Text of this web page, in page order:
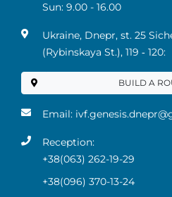
Sun: 9.00 - 16.00
Ukraine, Dnepr, st. 25
(Rybinskaya St.), 119 ‑ 120:
BUILD A
Email:
Reception:
+38(063) 262-19-29
+38(096) 370-13-24